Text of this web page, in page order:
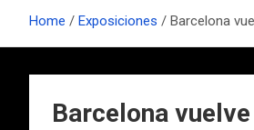
Home Exposiciones Barcelona
Barcelona